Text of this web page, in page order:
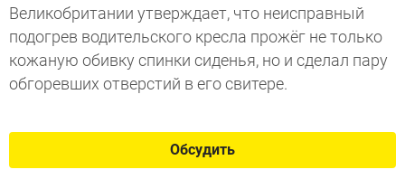
Великобритании утверждает, что неисправный
подогрев водительского кресла прожёг не только
кожаную обивку спинки сиденья, но и сделал пару
обгоревших отверстий в его свитере.
Обсудить